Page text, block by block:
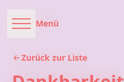
Menü
Zurück zur Liste